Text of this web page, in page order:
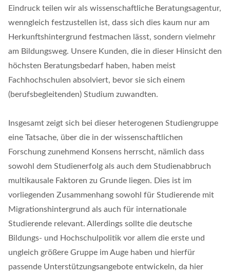
Eindruck teilen wir als wissenschaftliche Beratungsagentur,
wenngleich festzustellen ist, dass sich dies kaum nur am
Herkunftshintergrund festmachen lässt, sondern vielmehr
am Bildungsweg. Unsere Kunden, die in dieser Hinsicht den
höchsten Beratungsbedarf haben, haben meist
Fachhochschulen absolviert, bevor sie sich einem
(berufsbegleitenden) Studium zuwandten.
Insgesamt zeigt sich bei dieser heterogenen Studiengruppe
eine Tatsache, über die in der wissenschaftlichen
Forschung zunehmend Konsens herrscht, nämlich dass
sowohl dem Studienerfolg als auch dem Studienabbruch
multikausale Faktoren zu Grunde liegen. Dies ist im
vorliegenden Zusammenhang sowohl für Studierende mit
Migrationshintergrund als auch für internationale
Studierende relevant. Allerdings sollte die deutsche
Bildungs- und Hochschulpolitik vor allem die erste und
ungleich größere Gruppe im Auge haben und hierfür
passende Unterstützungsangebote entwickeln, da hier